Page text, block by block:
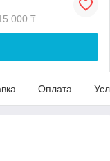
000 ₸
Оплата